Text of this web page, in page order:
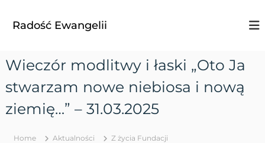
Radość Ewangelii
Wieczór modlitwy i łaski „Oto Ja
stwarzam nowe niebiosa i nową
ziemię…” – 31.03.2025
Home Aktualności
Z życia Fundacji